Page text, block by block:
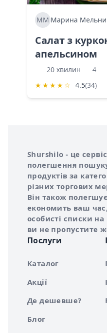
ММ Марина
Салат з
апельсином
20 хвилин
4
★ ★ ★ ★ ☆ 4.5(34)
Про сервіс Shurshilo
Shurshilo - це
полегшення
продуктів за
різних торгових
Він також
економить ваш
особисті списки
ви не пропустите
Послуги
Каталог
Акції
Де дешевше?
Блог